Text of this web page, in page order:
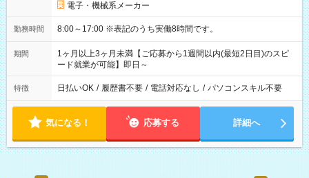
電子・機械系メーカー
勤務時間 8:00～17:00 ※表記のうち実働8時間です。
期間
1ヶ月以上3ヶ月未満【ご応募から1週間以内(最短2日目)のスピ
ード就業が可能】即日～
特徴 日払いOK / 履歴書不要 / 電話対応なし / パソコンスキル不要
気になる！ 応募する 詳細へ